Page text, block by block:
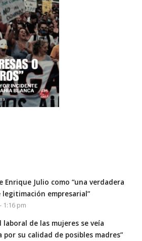
Enrique Julio como “una verdadera
legitimación empresarial”
1:16 pm
laboral de las mujeres se veía
por su calidad de posibles madres”